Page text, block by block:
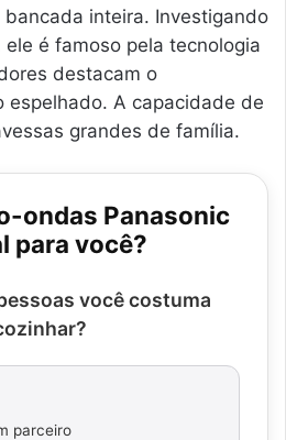
inteira. Investigando
é famoso pela tecnologia
destacam o
espelhado. A capacidade de
grandes de família.
ondas Panasonic
para você?
você costuma
parceiro